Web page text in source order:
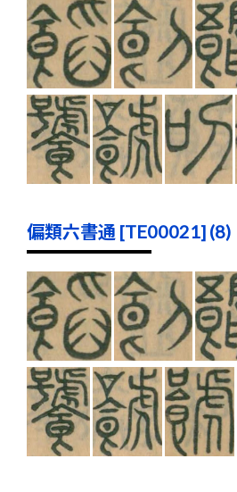
偏類六書通 [TE00021] (8)